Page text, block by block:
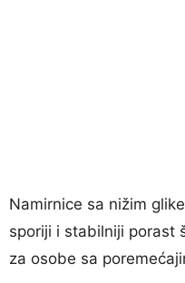
Namirnice sa nižim
sporiji i stabilniji porast
za osobe sa